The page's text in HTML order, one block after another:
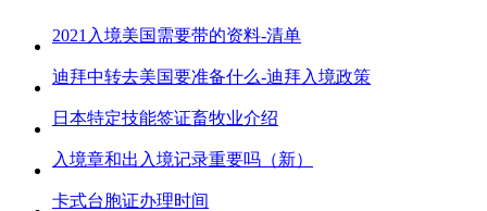
2021入境美国需要带的资料-清单
迪拜中转去美国要准备什么-迪拜入境政策
日本特定技能签证畜牧业介绍
入境章和出入境记录重要吗（新）
卡式台胞证办理时间